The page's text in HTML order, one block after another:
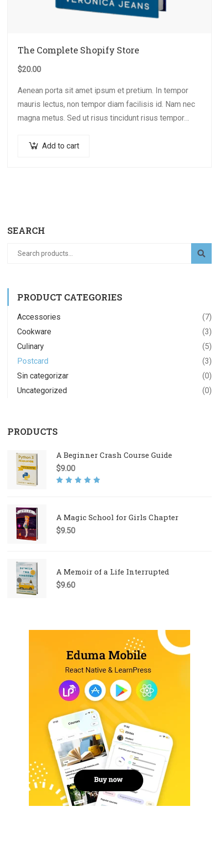
The Complete Shopify Store
$20.00
Aenean porta sit amet ipsum et pretium. In tempor
mauris lectus, non tempor diam facilisis id. Nam nec
magna metus. Sed ut risus tincidunt risus tempor
Add to cart
SEARCH
PRODUCT CATEGORIES
Accessories
(7)
Cookware
(3)
Culinary
(5)
Postcard
(3)
Sin categorizar
(0)
Uncategorized
(0)
PRODUCTS
A Beginner Crash Course Guide
$9.00
Rated
A Magic School for Girls Chapter
$9.50
A Memoir of a Life Interrupted
$9.60